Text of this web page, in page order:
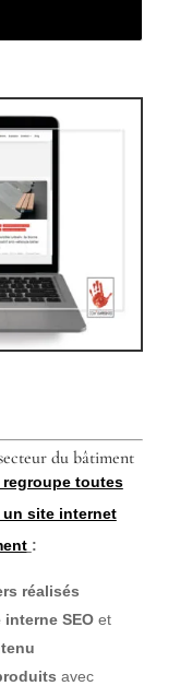
du bâtiment
toutes
site internet
:
réalisés
SEOet
avec